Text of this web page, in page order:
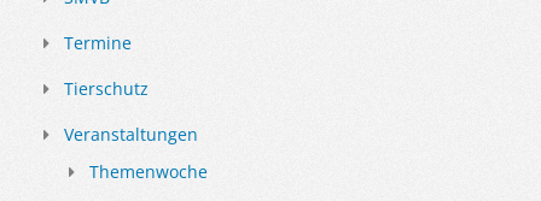
Termine
Tierschutz
Veranstaltungen
Themenwoche